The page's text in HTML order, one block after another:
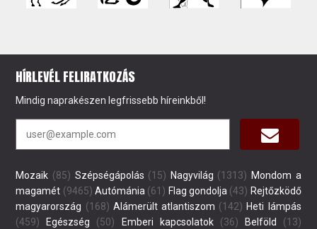
HÍRLEVÉL FELIRATKOZÁS
Mindig naprakészen legfrissebb híreinkből!
Mozaik (85) Szépségápolás (15) Nagyvilág (1313) Mondom a
magamét (9465) Autómánia (61) Flag gondolja(43) Rejtőzködő
magyarország (168) Alámerült atlantiszom (142) Heti lámpás
(459)
Egészség (50) Emberi kapcsolatok(36) Belföld (13)